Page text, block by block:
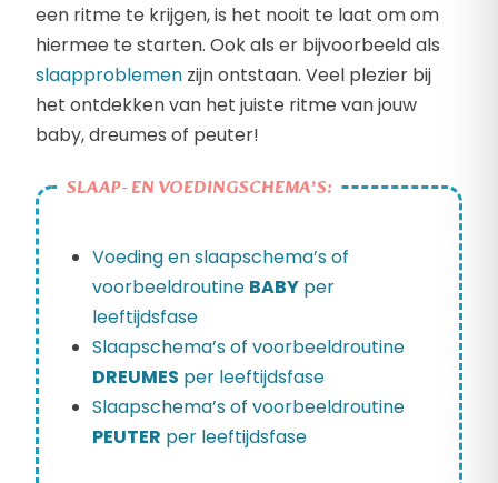
een ritme te krijgen, is het nooit te laat om om
hiermee te starten. Ook als er bijvoorbeeld als
slaapproblemen zijn ontstaan. Veel plezier bij
het ontdekken van het juiste ritme van jouw
baby, dreumes of peuter!
SLAAP- EN VOEDINGSCHEMA’S:
Voeding en slaapschema’s of
voorbeeldroutine BABY per
leeftijdsfase
Slaapschema’s of voorbeeldroutine
DREUMES per leeftijdsfase
Slaapschema’s of voorbeeldroutine
PEUTER per leeftijdsfase